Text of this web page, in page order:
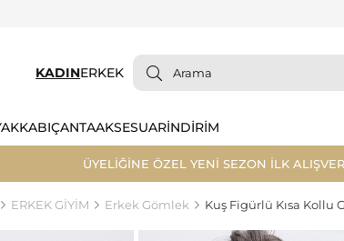
KADINERKEK
ÇANTAAKSESUARİNDİRİM
ÜYELİĞİNE ÖZEL YENİ SEZON İLK
ERKEK GİYİM Erkek Gömlek Kuş Figürlü Kısa Kollu